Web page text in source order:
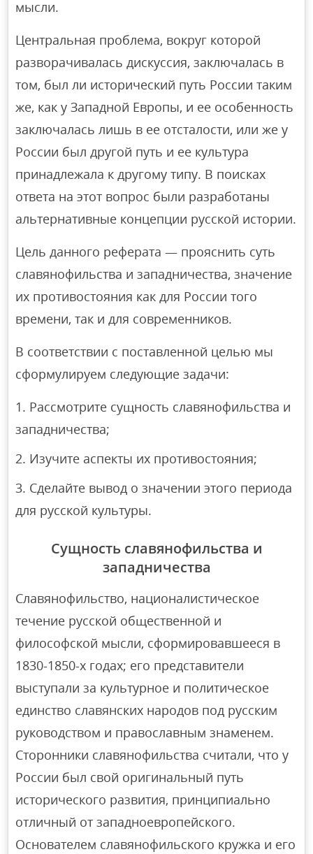
мысли.
Центральная проблема, вокруг которой
разворачивалась дискуссия, заключалась в
том, был ли исторический путь России таким
же, как у Западной Европы, и ее особенность
заключалась лишь в ее отсталости, или же у
России был другой путь и ее культура
принадлежала к другому типу. В поисках
ответа на этот вопрос были разработаны
альтернативные концепции русской истории.
Цель данного реферата — прояснить суть
славянофильства и западничества, значение
их противостояния как для России того
времени, так и для современников.
В соответствии с поставленной целью мы
сформулируем следующие задачи:
Рассмотрите сущность славянофильства и
западничества;
Изучите аспекты их противостояния;
Сделайте вывод о значении этого периода
для русской культуры.
Сущность славянофильства и
западничества
Славянофильство, националистическое
течение русской общественной и
философской мысли, сформировавшееся в
1830-1850-х годах; его представители
выступали за культурное и политическое
единство славянских народов под русским
руководством и православным знаменем.
Сторонники славянофильства считали, что у
России был свой оригинальный путь
исторического развития, принципиально
отличный от западноевропейского.
Основателем славянофильского кружка и его